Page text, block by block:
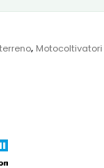
, Motocoltivatori